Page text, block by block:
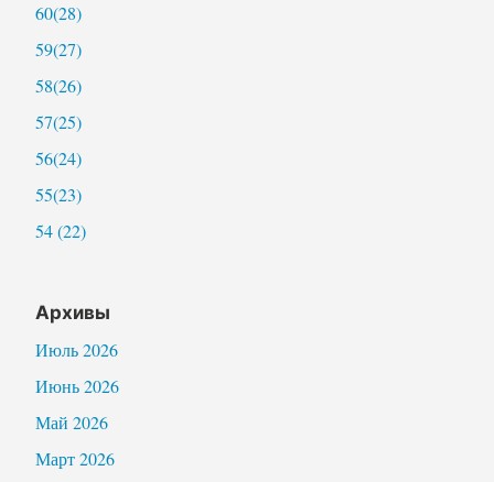
60(28)
59(27)
58(26)
57(25)
56(24)
55(23)
54 (22)
Архивы
Июль 2026
Июнь 2026
Май 2026
Март 2026